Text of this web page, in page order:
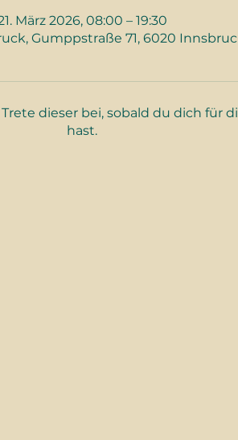
März 2026, 08:00 – 19:30
Gumppstraße 71, 6020
dieser bei, sobald du dich für
hast.